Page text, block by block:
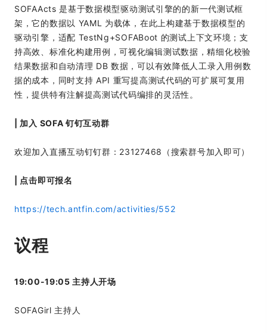
SOFAActs 是基于数据模型驱动测试引擎的的新一代测试框
架，它的数据以 YAML 为载体，在此上构建基于数据模型的
驱动引擎，适配 TestNg+SOFABoot 的测试上下文环境；支
持高效、标准化构建用例，可视化编辑测试数据，精细化校验
结果数据和自动清理 DB 数据，可以有效降低人工录入用例数
据的成本，同时支持 API 重写提高测试代码的可扩展可复用
性，提供特有注解提高测试代码编排的灵活性。
| 加入 SOFA 钉钉互动群
欢迎加入直播互动钉钉群：23127468（搜索群号加入即可）
| 点击即可报名
https://tech.antfin.com/activities/552
议程
19:00-19:05 主持人开场
SOFAGirl 主持人